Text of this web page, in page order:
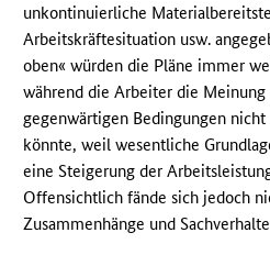
unkontinuierliche
Arbeitskräftesituation usw.
oben« würden die Pläne immer
während die Arbeiter die
gegenwärtigen Bedingungen
könnte, weil wesentliche
eine Steigerung der
Offensichtlich fände sich jedoch
Zusammenhänge und